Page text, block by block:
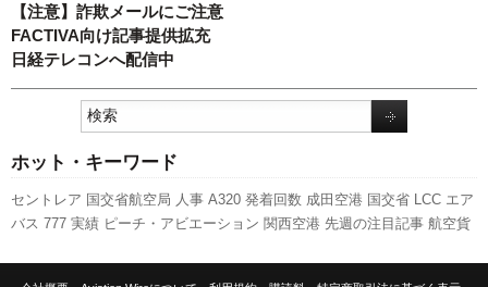
【注意】詐欺メールにご注意
FACTIVA向け記事提供拡充
日経テレコンへ配信中
ホット・キーワード
セントレア 国交省航空局 人事 A320 発着回数 成田空港 国交省 LCC エア
バス 777 実績 ピーチ・アビエーション 関西空港 先週の注目記事 航空貨